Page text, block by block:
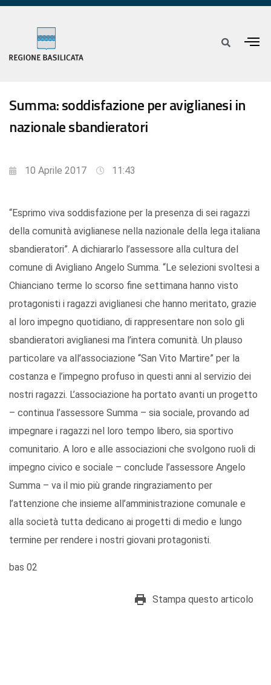
Summa: soddisfazione per aviglianesi in
nazionale sbandieratori
10 Aprile 2017 11:43
“Esprimo viva soddisfazione per la presenza di sei ragazzi
della comunità aviglianese nella nazionale della lega italiana
sbandieratori”. A dichiararlo l’assessore alla cultura del
comune di Avigliano Angelo Summa. “Le selezioni svoltesi a
Chianciano terme lo scorso fine settimana hanno visto
protagonisti i ragazzi aviglianesi che hanno meritato, grazie
al loro impegno quotidiano, di rappresentare non solo gli
sbandieratori aviglianesi ma l’intera comunità. Un plauso
particolare va all’associazione “San Vito Martire” per la
costanza e l’impegno profuso in questi anni al servizio dei
nostri ragazzi. L’associazione ha portato avanti un progetto
– continua l’assessore Summa – sia sociale, provando ad
impegnare i ragazzi nel loro tempo libero, sia sportivo
comunitario. A loro e alle associazioni che svolgono ruoli di
impegno civico e sociale – conclude l’assessore Angelo
Summa – va il mio più grande ringraziamento per
l’attenzione che insieme all’amministrazione comunale e
alla società tutta dedicano ai progetti di medio e lungo
termine per rendere i nostri giovani protagonisti.
bas 02
Stampa questo articolo